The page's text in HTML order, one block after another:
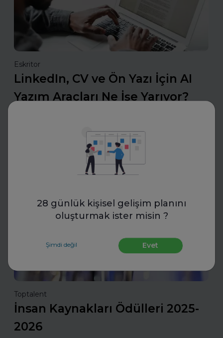
28 günlük kişisel gelişim planını
oluşturmak ister misin ?
Şimdi değil Evet
Eskritor
LinkedIn, CV ve Ön Yazı İçin AI
Yazım Araçları Ne İşe Yarıyor?
Bu araçlarla etkili özgeçmişler ve güçlü profiller
oluşturmanın püf noktalarını keşfedin.
Toptalent
İnsan Kaynakları Ödülleri 2025-
2026